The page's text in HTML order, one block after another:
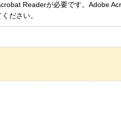
Readerが必要です。Adobe
ださい。